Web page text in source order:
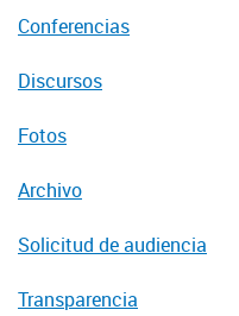
Conferencias
Discursos
Fotos
Archivo
Solicitud de audiencia
Transparencia